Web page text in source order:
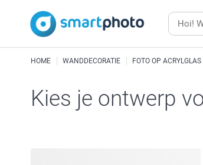
HOME WANDDECORATIE FOTO OP ACRYLGLAS
Kies je ontwerp